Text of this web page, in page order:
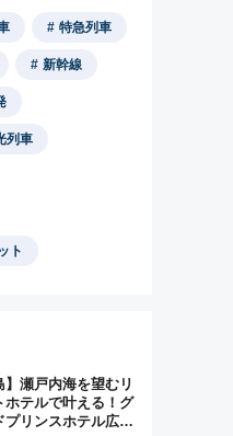
特急列車
新幹線
列車
ト
】瀬戸内海を望むリ
ホテルで叶える！グ
プリンスホテル広島